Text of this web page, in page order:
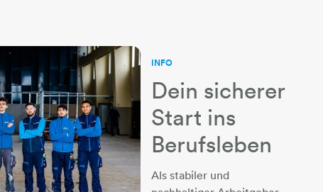
INFO
Dein sicherer
Start ins
Berufsleben
Als stabiler und